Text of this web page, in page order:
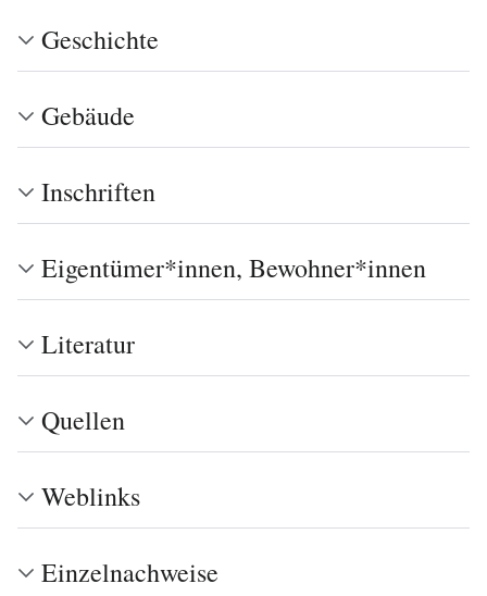
Geschichte
Gebäude
Inschriften
Eigentümer*innen, Bewohner*innen
Literatur
Quellen
Weblinks
Einzelnachweise